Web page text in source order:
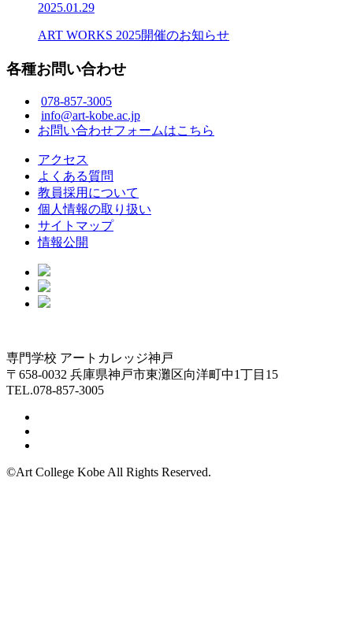
2025.01.29
ART WORKS 2025開催のお知らせ
各種お問い合わせ
078-857-3005
info@art-kobe.ac.jp
お問い合わせフォームはこちら
アクセス
よくある質問
教員採用について
個人情報の取り扱い
サイトマップ
情報公開
専門学校 アートカレッジ神戸
〒658-0032 兵庫県神戸市東灘区向洋町中1丁目15
TEL.078-857-3005
©Art College Kobe All Rights Reserved.